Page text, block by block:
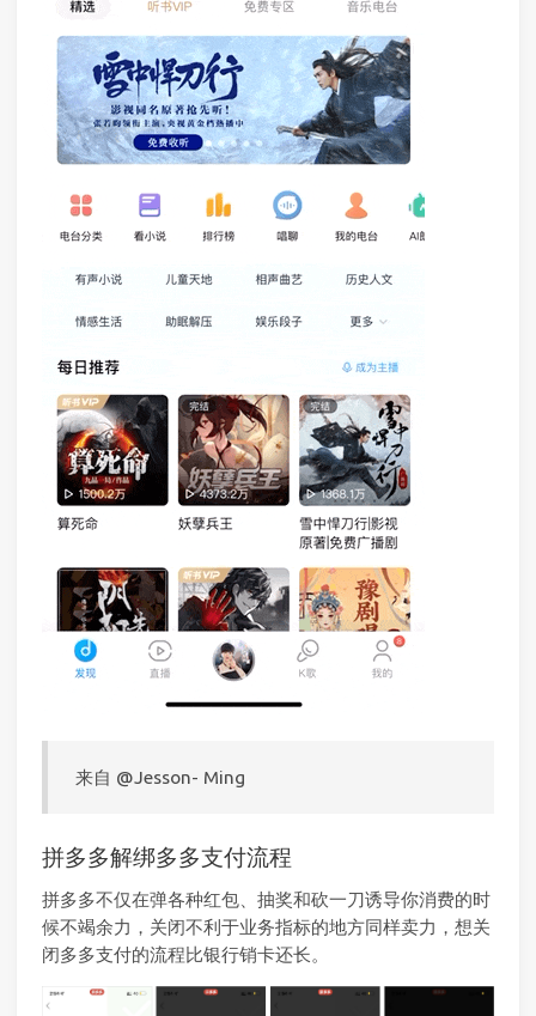
来自 @Jesson- Ming
拼多多解绑多多支付流程
拼多多不仅在弹各种红包、抽奖和砍一刀诱导你消费的时
候不竭余力，关闭不利于业务指标的地方同样卖力，想关
闭多多支付的流程比银行销卡还长。